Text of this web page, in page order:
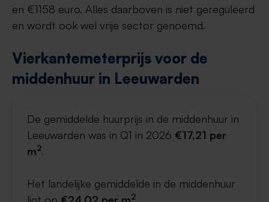
en €1158 euro. Alles daarboven is niet gereguleerd
en wordt ook wel vrije sector genoemd.
Vierkantemeterprijs voor de
middenhuur in Leeuwarden
De gemiddelde huurprijs in de middenhuur in
Leeuwarden was in Q1 in 2026 €17,21 per
m2.
Het landelijke gemiddelde in de middenhuur
2